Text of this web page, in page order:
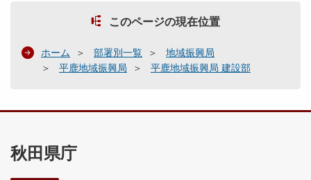
このページの現在位置
ホーム 部署別一覧
地域振興局
平鹿地域振興局
平鹿地域振興局 建設部
秋田県庁